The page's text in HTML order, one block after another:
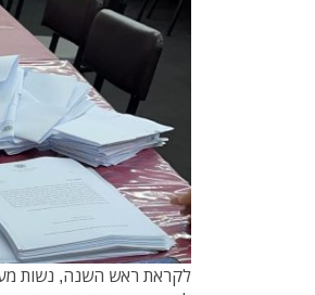
לקראת ראש השנה, נשות